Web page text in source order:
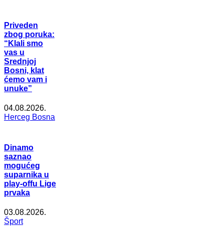
Priveden
zbog poruka:
“Klali smo
vas u
Srednjoj
Bosni, klat
ćemo vam i
unuke”
04.08.2026.
Herceg Bosna
Dinamo
saznao
mogućeg
suparnika u
play-offu Lige
prvaka
03.08.2026.
Šport